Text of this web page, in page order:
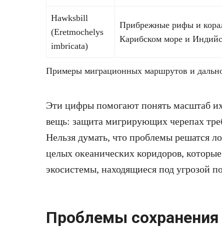
Примеры миграционных маршрутов и
Hawksbill
(Eretmochelys
imbricata)
Прибрежные рифы и
Карибском море и
Эти цифры помогают понять масштаб
вещь: защита мигрирующих черепах
Нельзя думать, что проблемы решатся
целых океанических коридоров,
экосистемы, находящиеся под угрозой
Проблемы